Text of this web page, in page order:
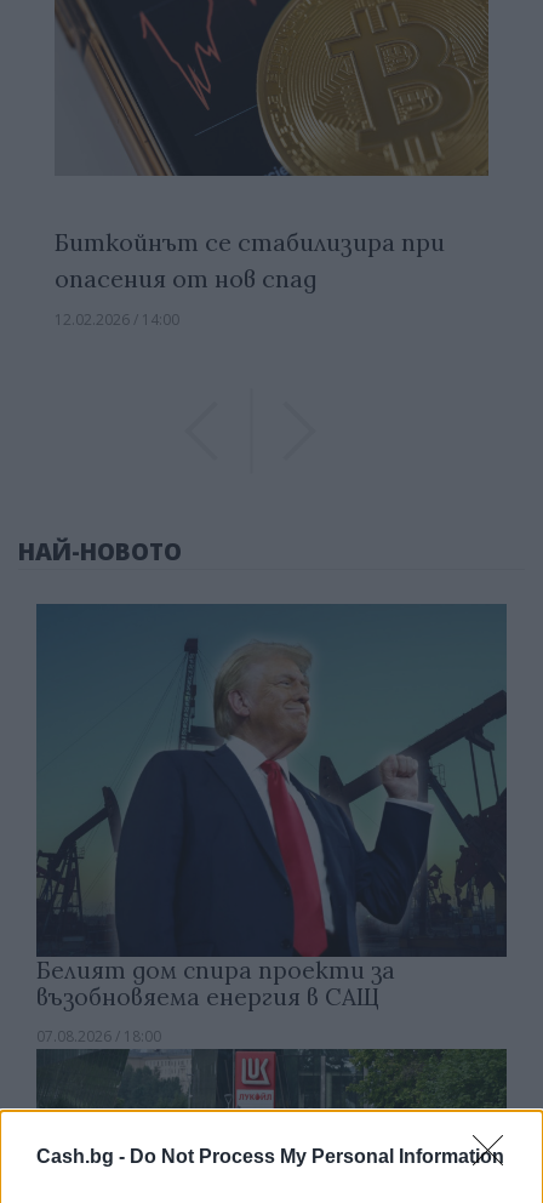
Cash.bg - Do Not Process My Personal Information
Биткойнът се стабилизира при
опасения от нов спад
12.02.2026 / 14:00
НАЙ-НОВОТО
Белият дом спира проекти за
възобновяема енергия в САЩ
07.08.2026 / 18:00